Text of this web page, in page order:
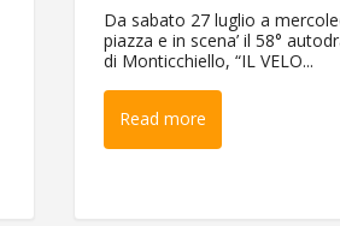
Da sabato 27 luglio a
piazza e in scena’ il 58°
di Monticchiello, “IL VELO...
Read more